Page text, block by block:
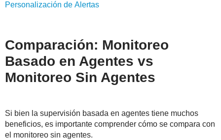
Personalización de Alertas
Comparación: Monitoreo
Basado en Agentes vs
Monitoreo Sin Agentes
Si bien la supervisión basada en agentes tiene muchos
beneficios, es importante comprender cómo se compara con
el monitoreo sin agentes.